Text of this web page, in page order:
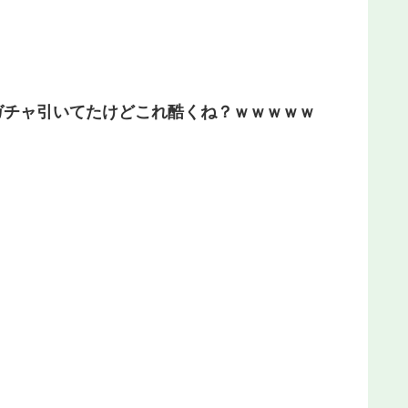
ャ引いてたけどこれ酷くね？ｗｗｗｗｗ